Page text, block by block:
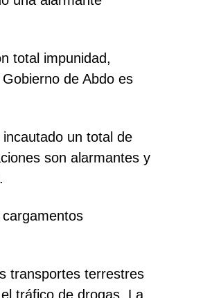
total impunidad,
de Abdo es
un total de
son alarmantes y
transportes terrestres
tráfico de drogas. La